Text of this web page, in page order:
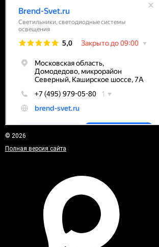
© 2026
Полная версия сайта